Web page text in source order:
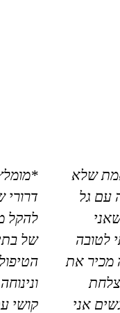
שלא
עם גל
לטובה
מכיר את
אני
דרורי
להקל
של
קושי